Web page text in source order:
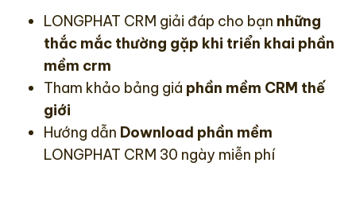
LONGPHAT CRM giải đáp cho bạn những
thắc mắc thường gặp khi triển khai phần
mềm crm
Tham khảo bảng giá phần mềm CRM thế
giới
Hướng dẫn Download phần mềm
LONGPHAT CRM 30 ngày miễn phí